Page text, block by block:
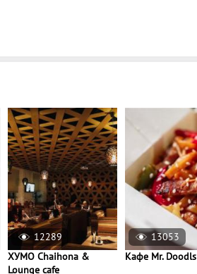
12289
ХУМО Chaihona &
Lounge cafe
13053
Кафе Mr. Doodls